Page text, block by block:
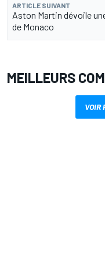
ARTICLE SUIVANT
Aston Martin dévoile
de Monaco
MEILLEURS
VOIR